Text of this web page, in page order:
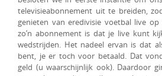
televisieabonnement uit te breiden,
genieten van eredivisie voetbal live
zo’n abonnement is dat je live kunt
wedstrijden. Het nadeel ervan is dat
bent, je er toch voor betaald. Dat
geld (u waarschijnlijk ook). Daardoor